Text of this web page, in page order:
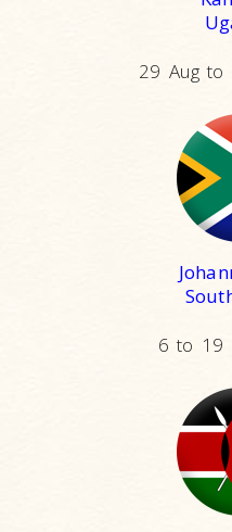
29 Aug
6 to 19